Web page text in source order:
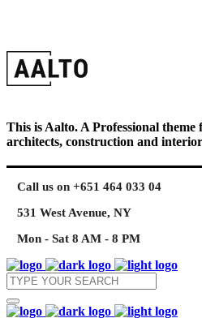
This is Aalto. A Professional theme
architects, construction and
Call us on +651 464 033 04
531 West Avenue, NY
Mon - Sat 8 AM - 8 PM